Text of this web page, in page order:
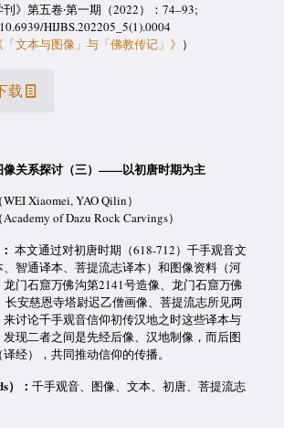
刊》第五卷‧第一期（2022）：74–93;
HIJBS.202205_5(1).0004
「文本与图像」与「佛教传记」》 ）
载
像关系探讨（三）——以初唐时期为主
Xiaomei, YAO Qilin）
of Dazu Rock Carvings）
本文通过对初唐时期（618-712）千手观音文
智通译本、菩提流志译本）和图像资料（河
门石窟万佛沟第2141号造像、龙门石窟万佛
长安慈恩寺塔尉迟乙僧画像、菩提流志所见两
讨论千手观音信仰初传汉地之时这些译本与
现二者之间是先经后像、汉地制像，而后图
经），共同推动信仰的传播。
）： 千手观音、图像、文本、初唐、菩提流志